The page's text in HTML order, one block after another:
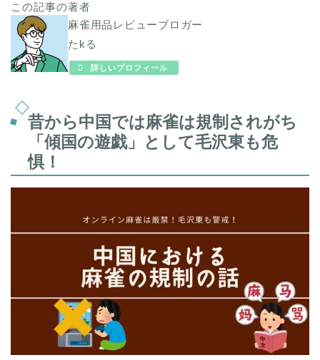
この記事の著者
麻雀用品レビューブロガー
たkる
詳しいプロフィール
昔から中国では麻雀は規制されがち
「傾国の遊戯」として毛沢東も危
惧！